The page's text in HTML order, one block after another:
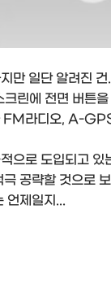
만 일단 알려진 건
린에 전면 버튼
라디오, A-
으로 도입되고
공략할 것으로
언제일지...